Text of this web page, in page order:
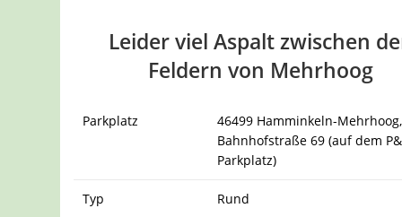
Leider viel Aspalt zwischen
Feldern von Mehrhoog
Parkplatz
46499 Hamminkeln-Mehrhoog,
Bahnhofstraße 69 (auf dem
Parkplatz)
Typ Rund